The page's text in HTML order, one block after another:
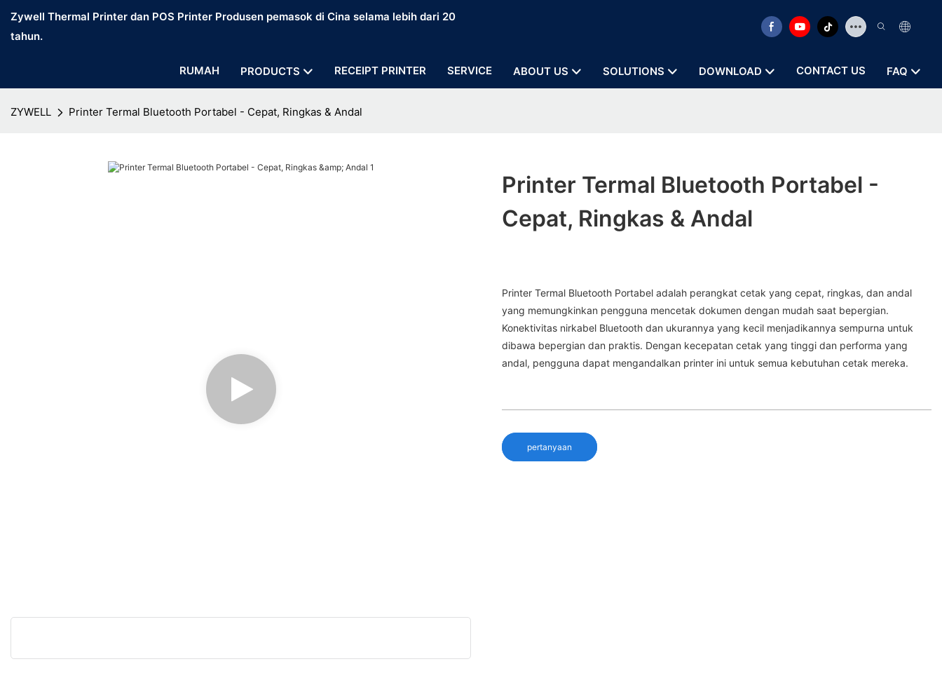
Zywell Thermal Printer dan POS Printer Produsen pemasok di Cina selama lebih dari 20
tahun.
RUMAH PRODUCTS RECEIPT PRINTER SERVICE ABOUT US SOLUTIONS DOWNLOAD CONTACT US FAQ
ZYWELL Printer Termal Bluetooth Portabel - Cepat, Ringkas & Andal
Printer Termal Bluetooth Portabel -
Cepat, Ringkas & Andal
Printer Termal Bluetooth Portabel adalah perangkat cetak yang cepat, ringkas, dan andal
yang memungkinkan pengguna mencetak dokumen dengan mudah saat bepergian.
Konektivitas nirkabel Bluetooth dan ukurannya yang kecil menjadikannya sempurna untuk
dibawa bepergian dan praktis. Dengan kecepatan cetak yang tinggi dan performa yang
andal, pengguna dapat mengandalkan printer ini untuk semua kebutuhan cetak mereka.
pertanyaan